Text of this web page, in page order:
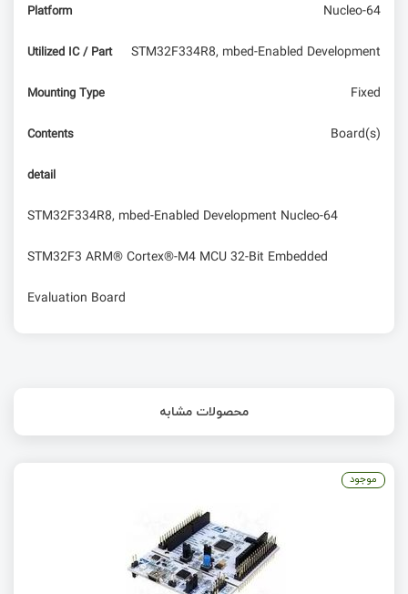
Platform Nucleo-64
Utilized IC / Part STM32F334R8, mbed-Enabled Development
Mounting Type Fixed
Contents Board(s)
detail
STM32F334R8, mbed-Enabled Development Nucleo-64
STM32F3 ARM® Cortex®-M4 MCU 32-Bit Embedded
Evaluation Board
محصولات مشابه
موجود